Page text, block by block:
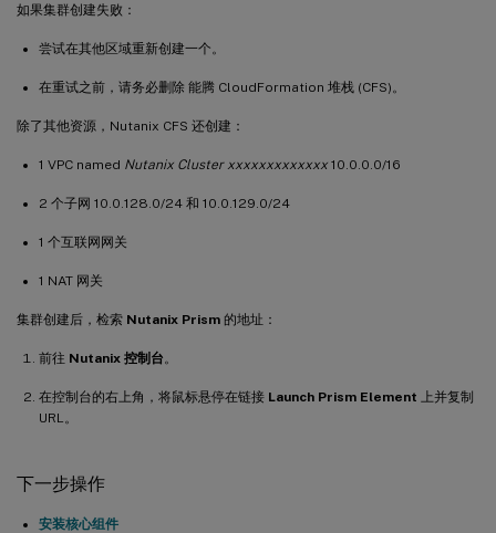
如果集群创建失败：
尝试在其他区域重新创建一个。
在重试之前，请务必删除 能腾 CloudFormation 堆栈 (CFS)。
除了其他资源，Nutanix CFS 还创建：
1 VPC named Nutanix Cluster xxxxxxxxxxxxx 10.0.0.0/16
2 个子网 10.0.128.0/24 和 10.0.129.0/24
1 个互联网网关
1 NAT 网关
集群创建后，检索 Nutanix Prism 的地址：
前往 Nutanix 控制台 。
在控制台的右上角，将鼠标悬停在链接 Launch Prism Element 上并复制
URL。
下一步操作
安装核心组件